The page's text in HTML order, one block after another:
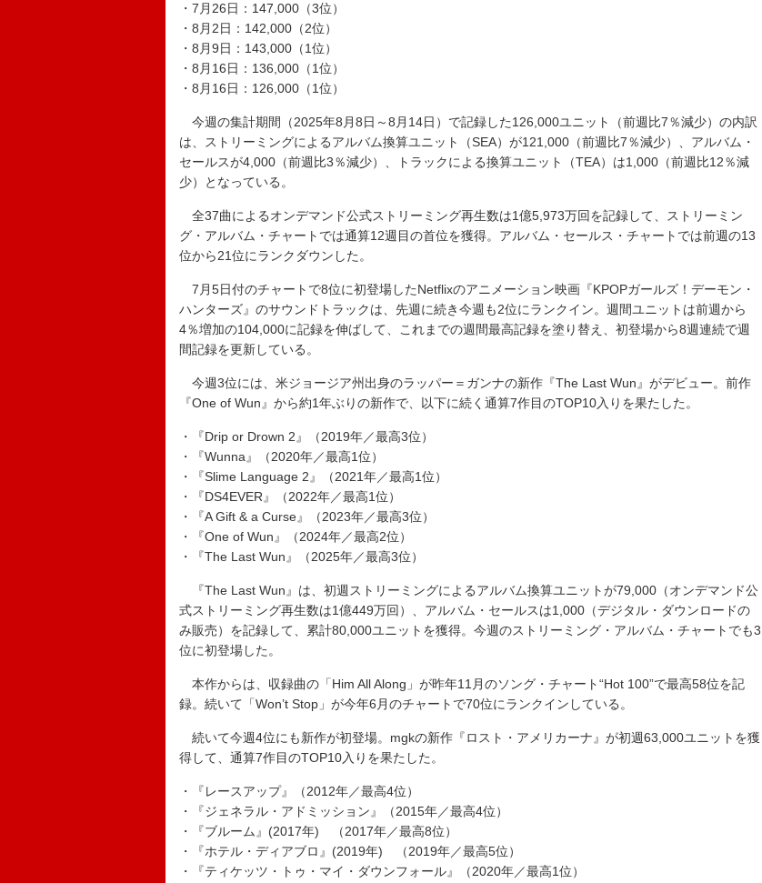
・7月26日：147,000（3位）
・8月2日：142,000（2位）
・8月9日：143,000（1位）
・8月16日：136,000（1位）
・8月16日：126,000（1位）
今週の集計期間（2025年8月8日～8月14日）で記録した126,000ユニット（前週比7％減少）の内訳
は、ストリーミングによるアルバム換算ユニット（SEA）が121,000（前週比7％減少）、アルバム・
セールスが4,000（前週比3％減少）、トラックによる換算ユニット（TEA）は1,000（前週比12％減
少）となっている。
全37曲によるオンデマンド公式ストリーミング再生数は1億5,973万回を記録して、ストリーミン
グ・アルバム・チャートでは通算12週目の首位を獲得。アルバム・セールス・チャートでは前週の13
位から21位にランクダウンした。
7月5日付のチャートで8位に初登場したNetflixのアニメーション映画『KPOPガールズ！デーモン・
ハンターズ』のサウンドトラックは、先週に続き今週も2位にランクイン。週間ユニットは前週から
4％増加の104,000に記録を伸ばして、これまでの週間最高記録を塗り替え、初登場から8週連続で週
間記録を更新している。
今週3位には、米ジョージア州出身のラッパー＝ガンナの新作『The Last Wun』がデビュー。前作
『One of Wun』から約1年ぶりの新作で、以下に続く通算7作目のTOP10入りを果たした。
・『Drip or Drown 2』（2019年／最高3位）
・『Wunna』（2020年／最高1位）
・『Slime Language 2』（2021年／最高1位）
・『DS4EVER』（2022年／最高1位）
・『A Gift & a Curse』（2023年／最高3位）
・『One of Wun』（2024年／最高2位）
・『The Last Wun』（2025年／最高3位）
『The Last Wun』は、初週ストリーミングによるアルバム換算ユニットが79,000（オンデマンド公
式ストリーミング再生数は1億449万回）、アルバム・セールスは1,000（デジタル・ダウンロードの
み販売）を記録して、累計80,000ユニットを獲得。今週のストリーミング・アルバム・チャートでも3
位に初登場した。
本作からは、収録曲の「Him All Along」が昨年11月のソング・チャート“Hot 100”で最高58位を記
録。続いて「Won’t Stop」が今年6月のチャートで70位にランクインしている。
続いて今週4位にも新作が初登場。mgkの新作『ロスト・アメリカーナ』が初週63,000ユニットを獲
得して、通算7作目のTOP10入りを果たした。
・『レースアップ』（2012年／最高4位）
・『ジェネラル・アドミッション』（2015年／最高4位）
・『ブルーム』(2017年) （2017年／最高8位）
・『ホテル・ディアブロ』(2019年) （2019年／最高5位）
・『ティケッツ・トゥ・マイ・ダウンフォール』（2020年／最高1位）